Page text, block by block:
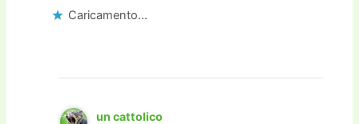
Caricamento...
un cattolico